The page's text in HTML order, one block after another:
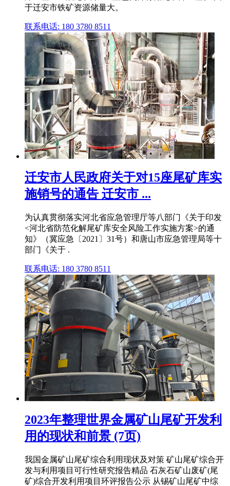
于迁安市铁矿资源储量大。
联系电话: 180 3780 8511
迁安市人民政府关于对15座尾矿库实
施销号的通告 迁安市 ...
为认真贯彻落实河北省应急管理厅等八部门《关于印发
<河北省防范化解尾矿库安全风险工作实施方案>的通
知》（冀应急〔2021〕31号）和唐山市应急管理局等十
部门《关于 .
联系电话: 180 3780 8511
2023年整理世界金属矿山尾矿开发利
用的现状和前景 (7页)
我国金属矿山尾矿综合利用现状及对策 矿山尾矿综合开
发与利用项目可行性研究报告精品 石灰石矿山废矿(尾
矿)综合开发利用项目环评报告公示 从锡矿山尾矿中综